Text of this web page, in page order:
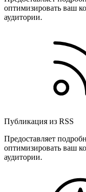
оптимизировать ваш
аудитории.
Публикация из RSS
Предоставляет
оптимизировать ваш
аудитории.